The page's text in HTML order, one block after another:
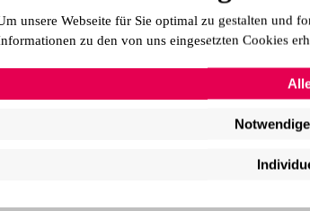
unsere Webseite für Sie optimal zu gestalten und
zu den von uns eingesetzten Cookies